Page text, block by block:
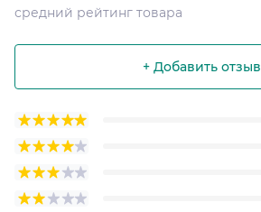
средний рейтинг товара
+ Добавить отзыв